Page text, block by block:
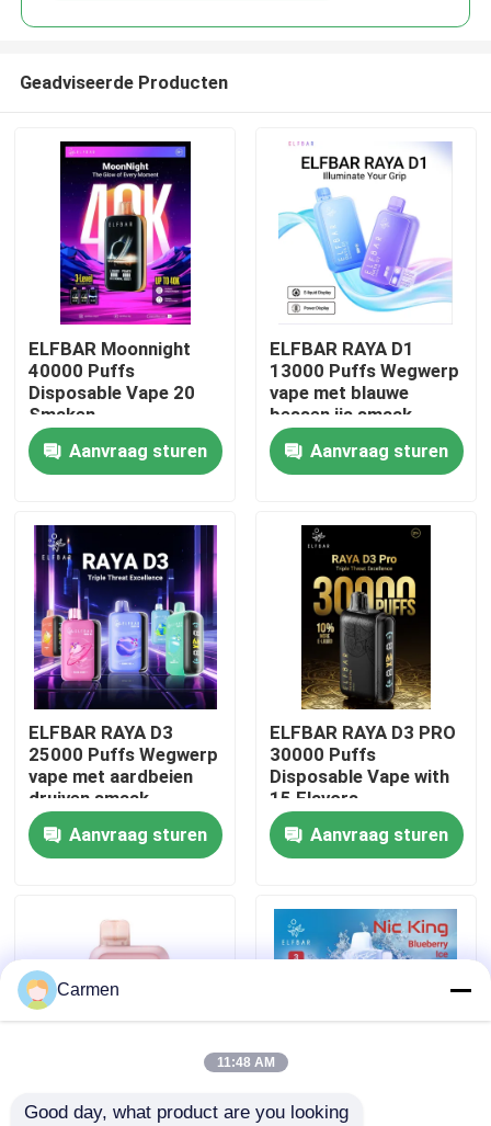
Producten
Videos
Over ons
Fabrieksreis
Kwaliteitscontrole
Vraag een offerte aan
ELFBAR Vape
Geadviseerde Producten
ELFBAR Moonnight
40000 Puffs
Disposable Vape 20
Smaken
Aanvraag sturen
ELFBAR RAYA D1
13000 Puffs Wegwerp
vape met blauwe
bessen ijs smaak
Aanvraag sturen
ELFBAR RAYA D3
25000 Puffs Wegwerp
vape met aardbeien
druiven smaak
Aanvraag sturen
ELFBAR RAYA D3 PRO
30000 Puffs
Disposable Vape with
15 Flavors
Aanvraag sturen
85 x 43 x 22 mm ELFBAR NICKING
Carmen
11:48 AM
Good day, what product are you looking